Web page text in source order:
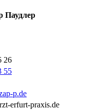
Паудлер
26
55
p.de
erfurt-praxis.de